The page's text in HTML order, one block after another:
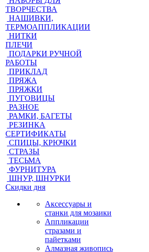
ТВОРЧЕСТВА
НАШИВКИ,
ТЕРМОАППЛИКАЦИИ
НИТКИ
ПЛЕЧИ
ПОДАРКИ РУЧНОЙ
РАБОТЫ
ПРИКЛАД
ПРЯЖА
ПРЯЖКИ
ПУГОВИЦЫ
РАЗНОЕ
РАМКИ, БАГЕТЫ
РЕЗИНКА
СЕРТИФИКАТЫ
СПИЦЫ, КРЮЧКИ
СТРАЗЫ
ТЕСЬМА
ФУРНИТУРА
ШНУР, ШНУРКИ
Скидки дня
Аксессуары и
станки для мозаики
Аппликации
стразами и
пайетками
Алмазная живопись